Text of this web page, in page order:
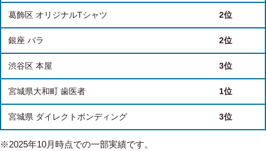
葛飾区 オリジナルTシャツ 2位
銀座 バラ 2位
渋谷区 本屋 3位
宮城県大和町 歯医者 1位
宮城県 ダイレクトボンディング 3位
※2025年10月時点での一部実績です。